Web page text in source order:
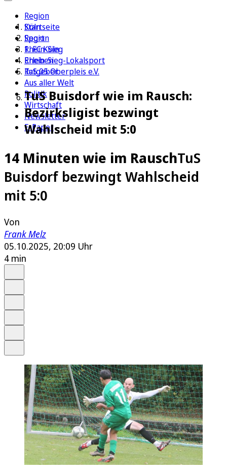
Region
Köln
Sport
1. FC Köln
Erleben
Ratgeber
Aus aller Welt
Politik
Wirtschaft
Newsletter
E-Paper
Startseite
Region
Rhein-Sieg
Rhein-Sieg-Lokalsport
TuS 05 Oberpleis e.V.
TuS Buisdorf wie im Rausch:
Bezirksligist bezwingt
Wahlscheid mit 5:0
14 Minuten wie im RauschTuS
Buisdorf bezwingt Wahlscheid
mit 5:0
Von
Frank Melz
05.10.2025, 20:09 Uhr
4 min